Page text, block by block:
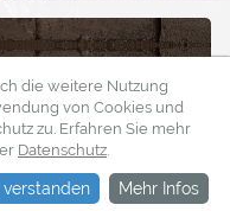
die weitere Nutzung
von Cookies und
zu. Erfahren Sie mehr
Datenschutz.
Mehr Infos
verstanden